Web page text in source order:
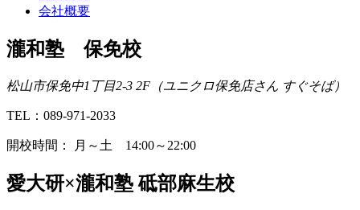
会社概要
瀧和塾 保免校
松山市保免中1丁目2-3 2F（ユニクロ保免店さん すぐそば）
TEL：089-971-2033
開校時間： 月～土 14:00～22:00
愛⼤研×瀧和塾 砥部⿇⽣校